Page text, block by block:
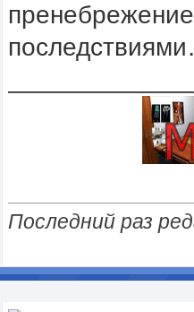
Последний раз